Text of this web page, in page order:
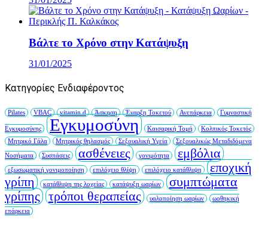
Βάλτε το Χρόνο στην Κατάψυξη
31/01/2025
Κατηγορίες Ενδιαφέροντος
Pilates VBAC vitamin d Άσκηση Έναρξη Τοκετού Ανεπάρκεια Γυμναστική
Εγκυμοσύνης Εγκυμοσύνη Καισαρική Τομή
Κολπικός Τοκετός
Μητρικό Γάλα
Μητρικός θηλασμός Σεξουαλική Υγεία Σεξουαλικώς Μεταδιδόμενα
Νοσήματα Συσπάσεις ασθένειες γονιμότητα εμβόλια
εξωσωματική γονιμοποίηση επιλόχειο θλίψη επιλόχειο κατάθλιψη
εποχική
γρίπη
κατάθλιψη της λοχείας κατάψυξη ωαρίων
συμπτώματα
γρίπης
τρόποι θεραπείας υαλοποίηση ωαρίων
ωοθηκική
επάρκεια